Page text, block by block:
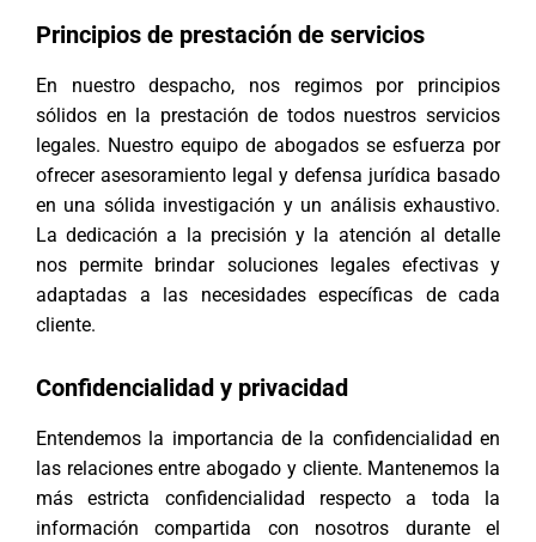
Principios de prestación de servicios
En nuestro despacho, nos regimos por principios
sólidos en la prestación de todos nuestros servicios
legales. Nuestro equipo de abogados se esfuerza por
ofrecer asesoramiento legal y defensa jurídica basado
en una sólida investigación y un análisis exhaustivo.
La dedicación a la precisión y la atención al detalle
nos permite brindar soluciones legales efectivas y
adaptadas a las necesidades específicas de cada
cliente.
Confidencialidad y privacidad
Entendemos la importancia de la confidencialidad en
las relaciones entre abogado y cliente. Mantenemos la
más estricta confidencialidad respecto a toda la
información compartida con nosotros durante el